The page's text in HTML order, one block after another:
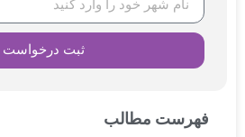
ثبت درخواست
فهرست مطالب